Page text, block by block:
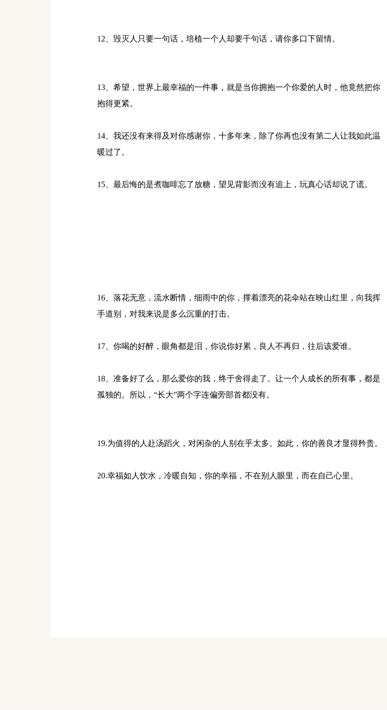
12、毁灭人只要一句话，培植一个人却要千句话，请你多口下留情。
13、希望，世界上最幸福的一件事，就是当你拥抱一个你爱的人时，他竟然把你
抱得更紧。
14、我还没有来得及对你感谢你，十多年来，除了你再也没有第二人让我如此温
暖过了。
15、最后悔的是煮咖啡忘了放糖，望见背影而没有追上，玩真心话却说了谎。
16、落花无意，流水断情，细雨中的你，撑着漂亮的花伞站在映山红里，向我挥
手道别，对我来说是多么沉重的打击。
17、你喝的好醉，眼角都是泪，你说你好累，良人不再归，往后该爱谁。
18、准备好了么，那么爱你的我，终于舍得走了。让一个人成长的所有事，都是
孤独的。所以，“长大”两个字连偏旁部首都没有。
19.为值得的人赴汤蹈火，对闲杂的人别在乎太多。如此，你的善良才显得矜贵。
20.幸福如人饮水，冷暖自知，你的幸福，不在别人眼里，而在自己心里。